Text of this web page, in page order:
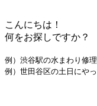
こんにちは！
何をお探しですか？
例）渋谷駅の水まわり修
例）世田谷区の土日にや